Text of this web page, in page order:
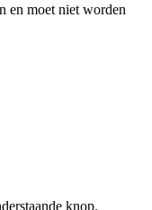
en moet niet worden
knop.